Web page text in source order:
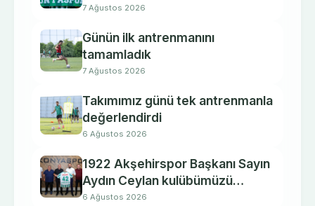
7 Ağustos 2026
Günün ilk antrenmanını
tamamladık
7 Ağustos 2026
Takımımız günü tek antrenmanla
değerlendirdi
6 Ağustos 2026
1922 Akşehirspor Başkanı Sayın
Aydın Ceylan kulübümüzü
ziyaret etti.
6 Ağustos 2026